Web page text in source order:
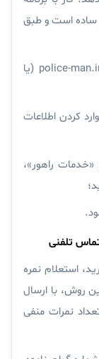
ساده است و طبق
اپلیکیشن پلیس من را ازطریق آدرس police-man.ir (یا
کردن اطلاعات
«خدمات راهور»،
استعلام نمره
روش، با ارسال
می‌توانید از تعداد نمرات منفی